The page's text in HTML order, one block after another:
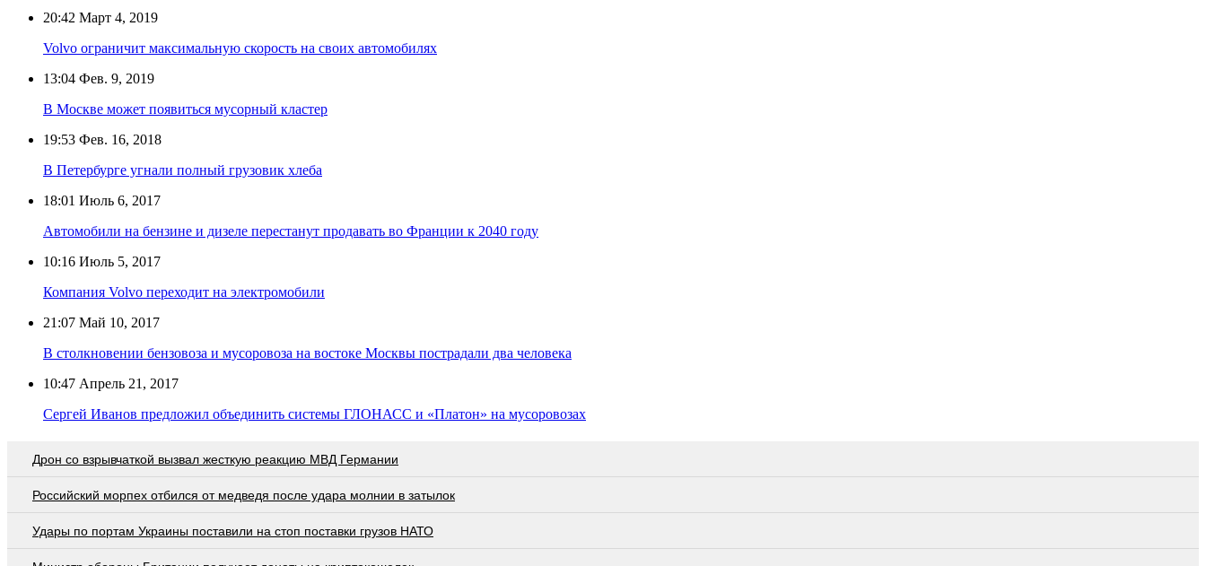
20:42 Март 4, 2019
Volvo ограничит максимальную скорость на своих автомобилях
13:04 Фев. 9, 2019
В Москве может появиться мусорный кластер
19:53 Фев. 16, 2018
В Петербурге угнали полный грузовик хлеба
18:01 Июль 6, 2017
Автомобили на бензине и дизеле перестанут продавать во Франции к 2040 году
10:16 Июль 5, 2017
Компания Volvo переходит на электромобили
21:07 Май 10, 2017
В столкновении бензовоза и мусоровоза на востоке Москвы пострадали два человека
10:47 Апрель 21, 2017
Сергей Иванов предложил объединить системы ГЛОНАСС и «Платон» на мусоровозах
Дрон со взрывчаткой вызвал жесткую реакцию МВД Германии
Российский морпех отбился от медведя после удара молнии в затылок
Удары по портам Украины поставили на стоп поставки грузов НАТО